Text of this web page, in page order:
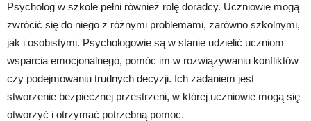
Psycholog w szkole pełni również rolę doradcy. Uczniowie mogą
zwrócić się do niego z różnymi problemami, zarówno szkolnymi,
jak i osobistymi. Psychologowie są w stanie udzielić uczniom
wsparcia emocjonalnego, pomóc im w rozwiązywaniu konfliktów
czy podejmowaniu trudnych decyzji. Ich zadaniem jest
stworzenie bezpiecznej przestrzeni, w której uczniowie mogą się
otworzyć i otrzymać potrzebną pomoc.